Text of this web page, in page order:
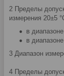
2 Пределы
измерения 20±5
в
в
3 Диапазон
4 Пределы